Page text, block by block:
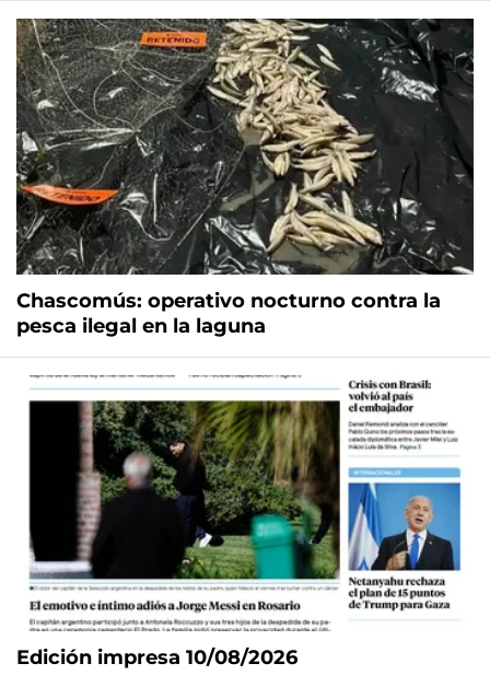
Chascomús: operativo nocturno contra la
pesca ilegal en la laguna
Edición impresa 10/08/2026